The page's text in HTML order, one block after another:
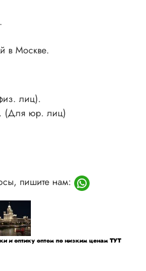
в Москве.
лиц).
(Для юр. лиц)
пишите нам:
и оптику оптом по низким ценам ТУТ